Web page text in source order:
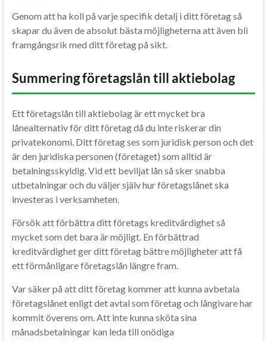
Genom att ha koll på varje specifik detalj i ditt företag så
skapar du även de absolut bästa möjligheterna att även bli
framgångsrik med ditt företag på sikt.
Summering företagslån till aktiebolag
Ett företagslån till aktiebolag är ett mycket bra
lånealternativ för ditt företag då du inte riskerar din
privatekonomi. Ditt företag ses som juridisk person och det
är den juridiska personen (företaget) som alltid är
betalningsskyldig. Vid ett beviljat lån så sker snabba
utbetalningar och du väljer själv hur företagslånet ska
investeras i verksamheten.
Försök att förbättra ditt företags kreditvärdighet så
mycket som det bara är möjligt. En förbättrad
kreditvärdighet ger ditt företag bättre möjligheter att få
ett förmånligare företagslån längre fram.
Var säker på att ditt företag kommer att kunna avbetala
företagslånet enligt det avtal som företag och långivare har
kommit överens om. Att inte kunna sköta sina
månadsbetalningar kan leda till onödiga